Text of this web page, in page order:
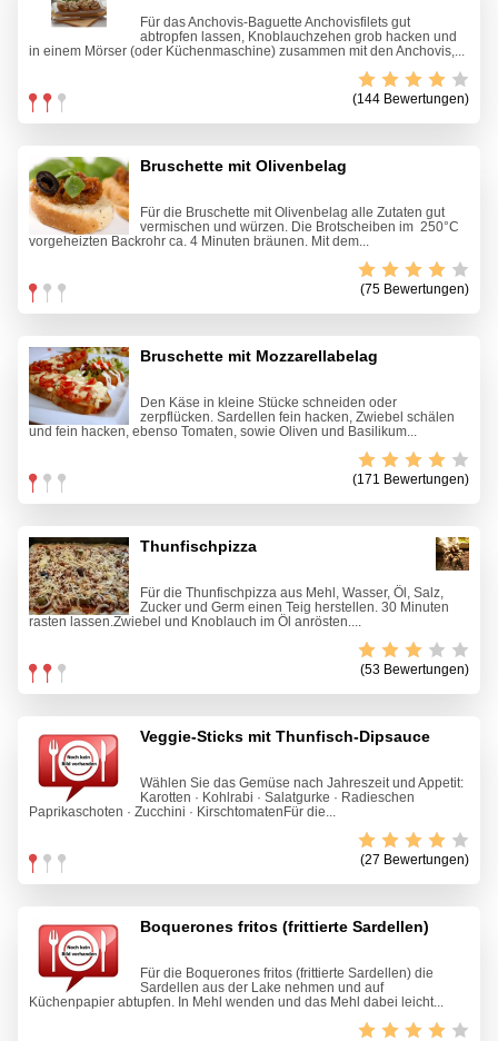
Für das Anchovis-Baguette Anchovisfilets gut
abtropfen lassen, Knoblauchzehen grob hacken und
in einem Mörser (oder Küchenmaschine) zusammen mit den Anchovis,...
(144 Bewertungen)
Bruschette mit Olivenbelag
Für die Bruschette mit Olivenbelag alle Zutaten gut
vermischen und würzen. Die Brotscheiben im 250°C
vorgeheizten Backrohr ca. 4 Minuten bräunen. Mit dem...
(75 Bewertungen)
Bruschette mit Mozzarellabelag
Den Käse in kleine Stücke schneiden oder
zerpflücken. Sardellen fein hacken, Zwiebel schälen
und fein hacken, ebenso Tomaten, sowie Oliven und Basilikum...
(171 Bewertungen)
Thunfischpizza
Für die Thunfischpizza aus Mehl, Wasser, Öl, Salz,
Zucker und Germ einen Teig herstellen. 30 Minuten
rasten lassen.Zwiebel und Knoblauch im Öl anrösten....
(53 Bewertungen)
Veggie-Sticks mit Thunfisch-Dipsauce
Wählen Sie das Gemüse nach Jahreszeit und Appetit:
Karotten · Kohlrabi · Salatgurke · Radieschen
Paprikaschoten · Zucchini · KirschtomatenFür die...
(27 Bewertungen)
Boquerones fritos (frittierte Sardellen)
Für die Boquerones fritos (frittierte Sardellen) die
Sardellen aus der Lake nehmen und auf
Küchenpapier abtupfen. In Mehl wenden und das Mehl dabei leicht...